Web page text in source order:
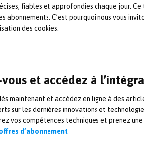
fiables et approfondies chaque jour.
abonnements. C’est pourquoi nous vous
des cookies.
et accédez à
maintenant et accédez en ligne à des
sur les dernières innovations et
vos compétences techniques et prenez une
d’abonnement
officiellement son nouveau
lancement le jeudi 16 mai au
soirée : un temps de retour
EikoTwin Digital Twin, et le
vis-à-vis de cette nouvelle
soient déjà clients ou appelés
le dernier né d’une start-up
!